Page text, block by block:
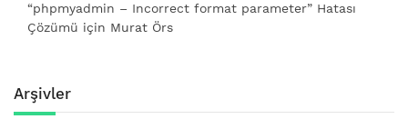
“phpmyadmin – Incorrect format parameter” Hatası
Çözümü için Murat Örs
Arşivler